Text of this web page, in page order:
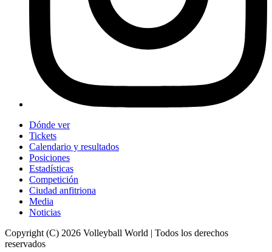
Dónde ver
Tickets
Calendario y resultados
Posiciones
Estadísticas
Competición
Ciudad anfitriona
Media
Noticias
Copyright (C) 2026 Volleyball World | Todos los derechos
reservados